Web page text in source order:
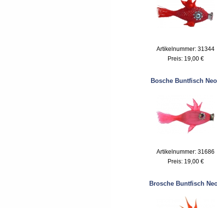
Artikelnummer: 31344
Preis: 19,00 €
Bosche Buntfisch
Artikelnummer: 31686
Preis: 19,00 €
Brosche Buntfisch